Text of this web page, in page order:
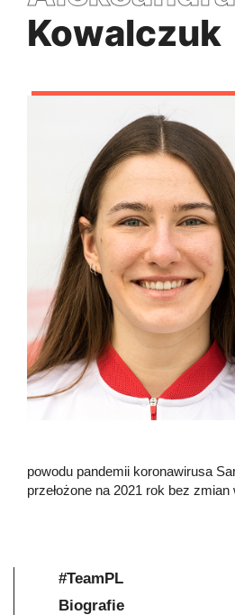
Kowalczuk
powodu pandemii koronawirusa
przełożone na 2021 rok bez
#TeamPL
Biografie